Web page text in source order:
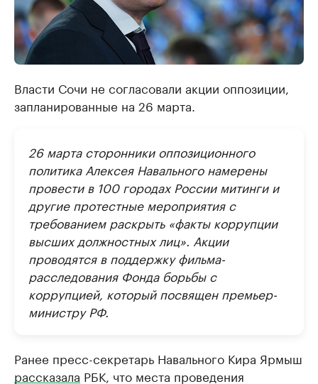
Власти Сочи не согласовали акции оппозиции,
запланированные на 26 марта.
26 марта сторонники оппозиционного
политика Алексея Навального намерены
провести в 100 городах России митинги и
другие протестные мероприятия с
требованием раскрыть «факты коррупции
высших должностных лиц». Акции
проводятся в поддержку фильма-
расследования Фонда борьбы с
коррупцией, который посвящен премьер-
министру РФ.
Ранее пресс-секретарь Навального Кира Ярмыш
рассказала РБК, что места проведения